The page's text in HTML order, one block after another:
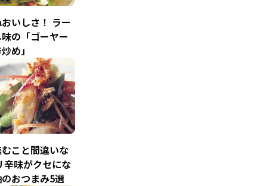
いしさ！ ラー
の「ゴーヤー
め」
こと間違いな
辛味がクセにな
おつまみ5選